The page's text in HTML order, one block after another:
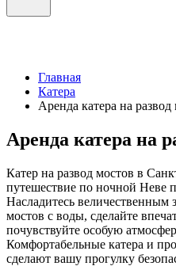
Главная
Катера
Аренда катера на развод
Аренда катера на
Катер на развод мостов в
путешествие по ночной Неве
Насладитесь
мостов с воды, сделайте
почувствуйте особую
Комфортабельные катера и
сделают вашу прогулку